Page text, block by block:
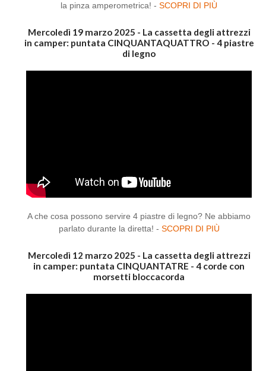
la pinza amperometrica! - SCOPRI DI PIÙ
Mercoledì 19 marzo 2025 - La cassetta degli attrezzi
in camper: puntata CINQUANTAQUATTRO - 4 piastre
di legno
A che cosa possono servire 4 piastre di legno? Ne abbiamo
parlato durante la diretta! - SCOPRI DI PIÙ
Mercoledì 12 marzo 2025 - La cassetta degli attrezzi
in camper: puntata CINQUANTATRE - 4 corde con
morsetti bloccacorda